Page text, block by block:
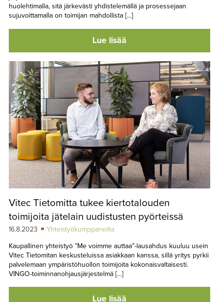
huolehtimalla, sitä järkevästi yhdistelemällä ja prosessejaan
sujuvoittamalla on toimijan mahdollista […]
Lue lisää
Vitec Tietomitta tukee kiertotalouden
toimijoita jätelain uudistusten pyörteissä
16.8.2023
Yhteistyökumppaneilta
Kaupallinen yhteistyö ”Me voimme auttaa”-lausahdus kuuluu usein
Vitec Tietomitan keskusteluissa asiakkaan kanssa, sillä yritys pyrkii
palvelemaan ympäristöhuollon toimijoita kokonaisvaltaisesti.
VINGO-toiminnanohjausjärjestelmä […]
Lue lisää